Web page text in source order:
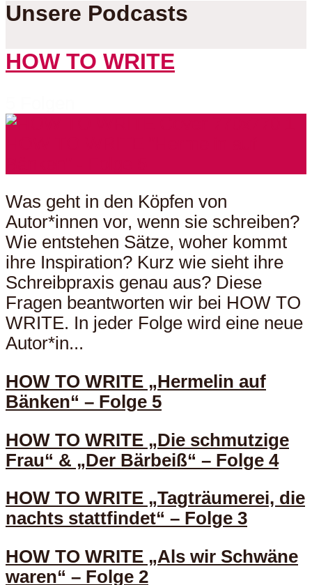
Unsere Podcasts
HOW TO WRITE
Was geht in den Köpfen von
Autor*innen vor, wenn sie schreiben?
Wie entstehen Sätze, woher kommt
ihre Inspiration? Kurz wie sieht ihre
Schreibpraxis genau aus? Diese
Fragen beantworten wir bei HOW TO
WRITE. In jeder Folge wird eine neue
Autor*in...
HOW TO WRITE „Hermelin auf
Bänken“ – Folge 5
HOW TO WRITE „Die schmutzige
Frau“ & „Der Bärbeiß“ – Folge 4
HOW TO WRITE „Tagträumerei, die
nachts stattfindet“ – Folge 3
HOW TO WRITE „Als wir Schwäne
waren“ – Folge 2